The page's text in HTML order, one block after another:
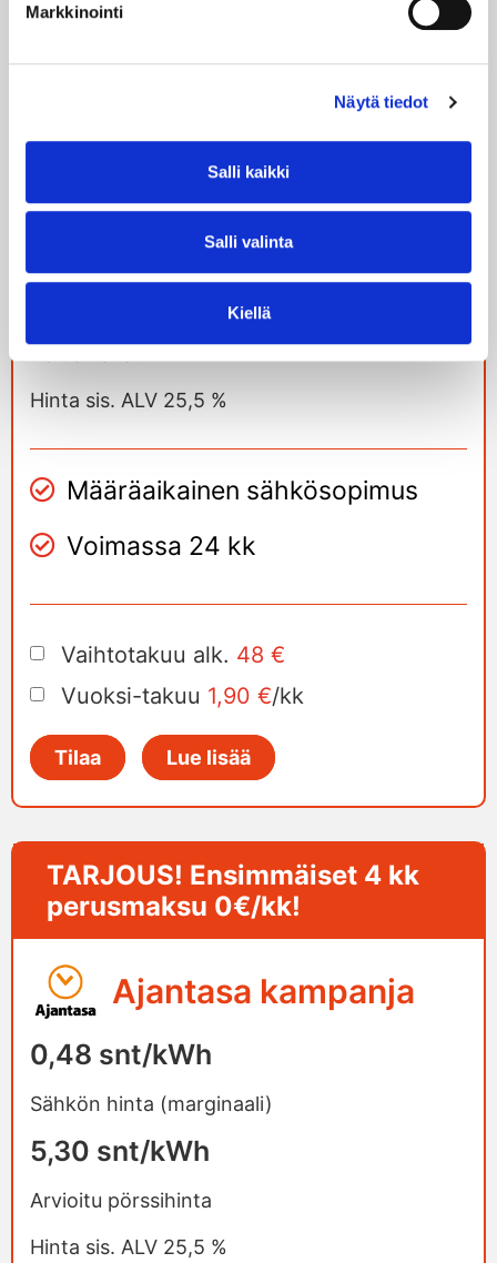
Markkinointi
Näytä tiedot
Salli kaikki
Salli valinta
Kiellä
Tilaa
Voima 24 kk
9,69 snt/kWh
Hinta sis. ALV 25,5 %
Määräaikainen sähkösopimus
Voimassa 24 kk
Vaihtotakuu alk. 48 €
Vuoksi-takuu 1,90 €/kk
Tilaa Lue lisää
TARJOUS! Ensimmäiset 4 kk
perusmaksu 0€/kk!
Ajantasa kampanja
0,48 snt/kWh
Sähkön hinta (marginaali)
5,30 snt/kWh
Arvioitu pörssihinta
Hinta sis. ALV 25,5 %